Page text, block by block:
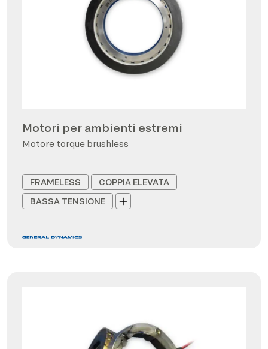
Motori per ambienti estremi
Motore torque brushless
FRAMELESS
COPPIA ELEVATA
BASSA TENSIONE